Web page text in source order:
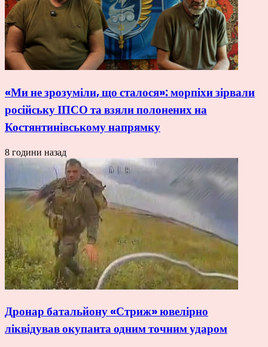
«Ми не зрозуміли, що сталося»: морпіхи зірвали
російську ІПСО та взяли полонених на
Костянтинівському напрямку
8 години назад
Дронар батальйону «Стриж» ювелірно
ліквідував окупанта одним точним ударом